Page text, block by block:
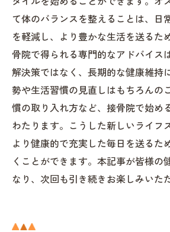
て体のバランスを整えることは、日
を軽減し、より豊かな生活を送るた
骨院で得られる専門的なアドバイス
解決策ではなく、長期的な健康維持
勢や生活習慣の見直しはもちろんの
慣の取り入れ方など、接骨院で始め
わたります。こうした新しいライフ
より健康的で充実した毎日を送るた
くことができます。本記事が皆様の
なり、次回も引き続きお楽しみいた